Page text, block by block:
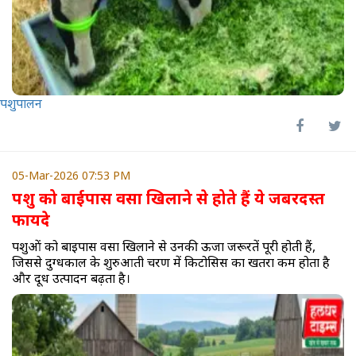
पशुपालन
05-Mar-2026 07:53 PM
पशु को बाईपास वसा खिलाने से होते हैं ये जबरदस्त
फायदे
पशुओं को बाईपास वसा खिलाने से उनकी ऊर्जा जरूरतें पूरी होती हैं,
जिससे दुग्धकाल के शुरुआती चरण में किटोसिस का खतरा कम होता है
और दूध उत्पादन बढ़ता है।